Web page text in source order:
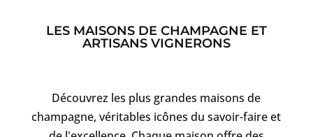
LES MAISONS DE CHAMPAGNE ET
ARTISANS VIGNERONS
Découvrez les plus grandes maisons de
champagne, véritables icônes du savoir-faire et